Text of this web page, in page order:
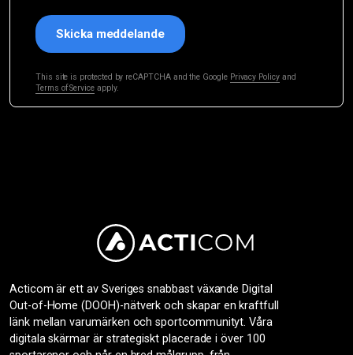
Skicka meddelande
This site is protected by reCAPTCHA and the Google Privacy Policyand
Terms of Serviceapply.
Acticom är ett av Sveriges snabbast växande Digital
Out-of-Home (DOOH)-nätverk och skapar en kraftfull
länk mellan varumärken och sportcommunityt. Våra
digitala skärmar är strategiskt placerade i över 100